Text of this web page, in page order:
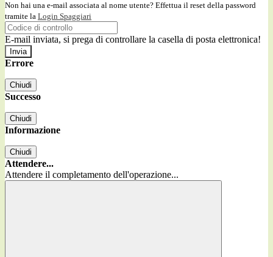
Non hai una e-mail associata al nome utente? Effettua il reset della password
tramite la Login Spaggiari
E-mail inviata, si prega di controllare la casella di posta elettronica!
Errore
Chiudi
Successo
Chiudi
Informazione
Chiudi
Attendere...
Attendere il completamento dell'operazione...